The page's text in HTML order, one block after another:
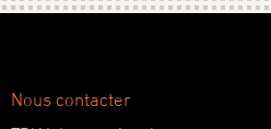
Nous contacter